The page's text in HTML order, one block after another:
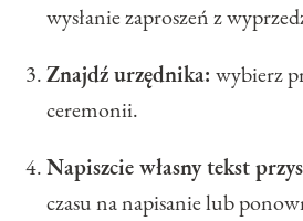
wysłanie zaproszeń z
Znajdź urzędnika: wybierz
ceremonii.
Napiszcie własny tekst
czasu na napisanie lub